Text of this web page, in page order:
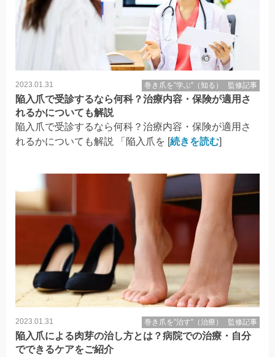
2023.01.31 巻き爪を”学ぶ”（知る） 監修記事
陥入爪で受診するなら何科？治療内容・保険が適用さ
れるかについても解説
陥入爪で受診するなら何科？治療内容・保険が適用さ
れるかについても解説 「陥入爪を [続きを読む]
2023.01.31 巻き爪を”治す”（治療） 監修記事
陥入爪による肉芽の治し方とは？病院での治療・自分
でできるケアをご紹介